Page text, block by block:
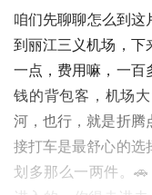
咱们先聊聊怎么到
到丽江三义机场，下
一点，费用嘛，一百
钱的背包客，机场
河，也行，就是折腾
接打车是最舒心的选
划多那么一两件。